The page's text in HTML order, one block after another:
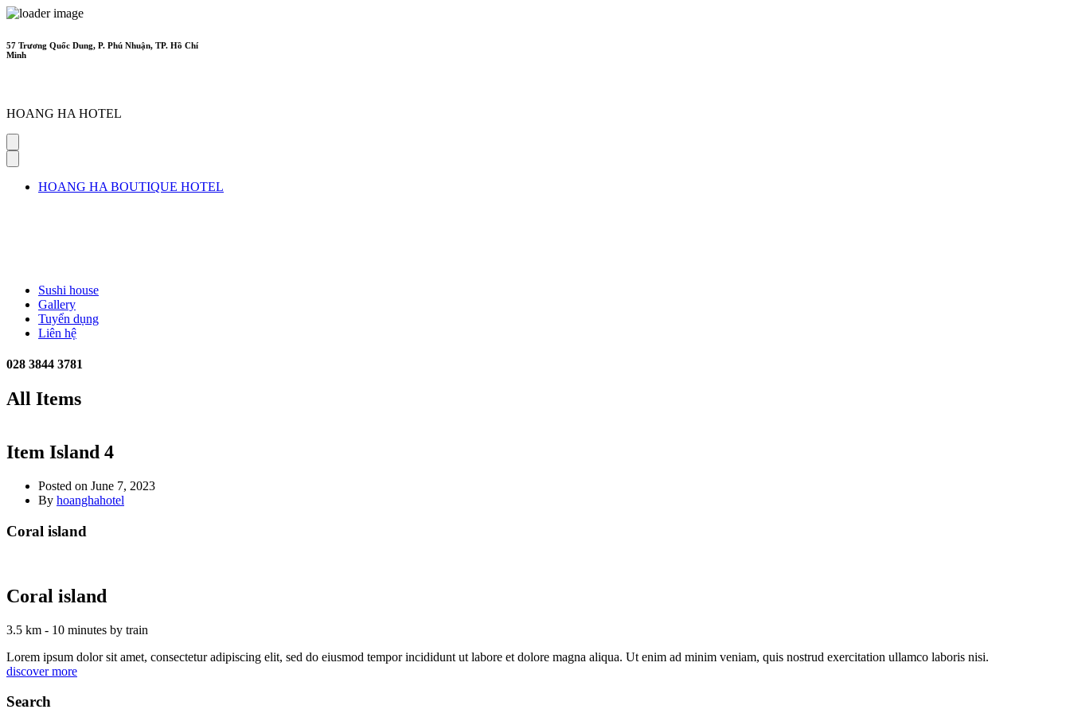
57 Trương Quốc Dung, P. Phú Nhuận, TP. Hồ Chí
Minh
HOANG HA HOTEL
HOANG HA BOUTIQUE HOTEL
Sushi house
Gallery
Tuyển dụng
Liên hệ
028 3844 3781
All Items
Item Island 4
Posted on June 7, 2023
By hoanghahotel
Coral island
Coral island
3.5 km - 10 minutes by train
Lorem ipsum dolor sit amet, consectetur adipiscing elit, sed do eiusmod tempor incididunt ut labore et dolore magna aliqua. Ut enim ad minim veniam, quis nostrud exercitation ullamco laboris nisi.
discover more
Search